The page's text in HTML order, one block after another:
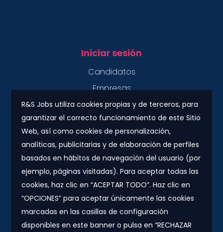
R&S Jobs utiliza cookies propias y de terceros, para
garantizar el correcto funcionamiento de este Sitio
Web, así como cookies de personalización,
analíticas, publicitarias y de elaboración de perfiles
basados en hábitos de navegación del usuario (por
ejemplo, páginas visitadas). Para aceptar todas las
cookies, haz clic en “ACEPTAR TODO”. Haz clic en
“OPCIONES” para aceptar únicamente las cookies
marcadas en las casillas de configuración
disponibles en este banner o pulsa en “RECHAZAR
Iniciar sesión
Candidatos
Empresas
Contacto
Plaza Urquinaona, 7. 5º 1ª.
08010 - Barcelona
info@rs-jobs.com
900 877 735 / 930 500 800
Síguenos